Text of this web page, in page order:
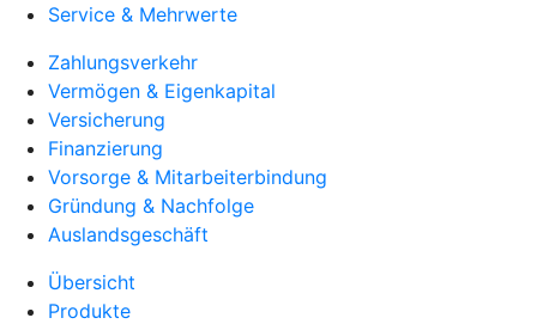
Service & Mehrwerte
Zahlungsverkehr
Vermögen & Eigenkapital
Versicherung
Finanzierung
Vorsorge & Mitarbeiterbindung
Gründung & Nachfolge
Auslandsgeschäft
Übersicht
Produkte